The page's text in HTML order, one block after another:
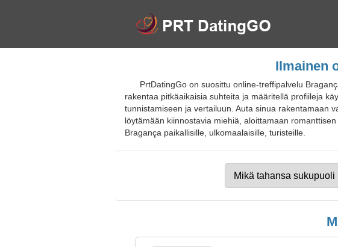
Ilmainen
PrtDatingGo on suosittu online-treffipalvelu
rakentaa pitkäaikaisia suhteita ja määritellä profiileja
tunnistamiseen ja vertailuun. Auta sinua rakentamaan
löytämään kiinnostavia miehiä, aloittamaan
Bragança paikallisille, ulkomaalaisille, turisteille.